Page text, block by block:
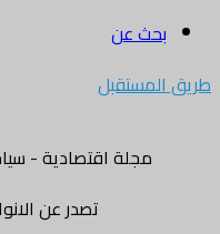
بحث عن
طريق المستقبل
مجلة اقتصادية -
تصدر عن